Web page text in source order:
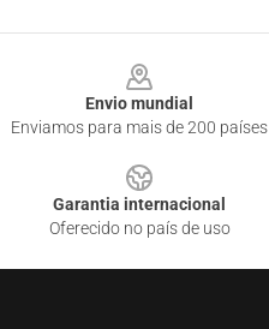
Envio mundial
Enviamos para mais de 200 países
Garantia internacional
Oferecido no país de uso